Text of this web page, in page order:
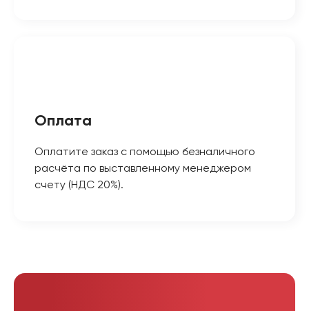
Оплата
Оплатите заказ с помощью безналичного
расчёта по выставленному менеджером
счету (НДС 20%).